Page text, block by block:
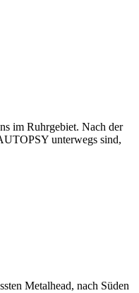
im Ruhrgebiet. Nach der
unterwegs sind,
Metalhead, nach Süden